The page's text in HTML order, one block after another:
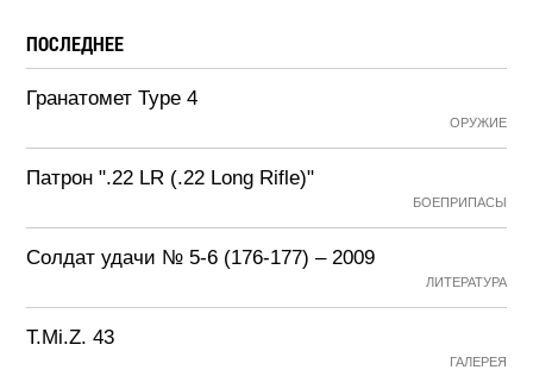
ПОСЛЕДНЕЕ
Гранатомет Type 4
ОРУЖИЕ
Патрон ".22 LR (.22 Long Rifle)"
БОЕПРИПАСЫ
Солдат удачи № 5-6 (176-177) – 2009
ЛИТЕРАТУРА
T.Mi.Z. 43
ГАЛЕРЕЯ